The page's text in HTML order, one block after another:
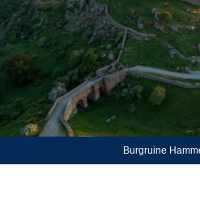
Burgruine